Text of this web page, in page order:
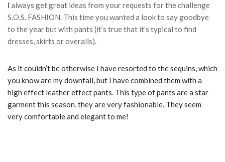
I always get great ideas from your requests for the challenge
S.O.S. FASHION. This time you wanted a look to say goodbye
to the year but with pants (it’s true that it’s typical to find
dresses, skirts or overalls).
As it couldn’t be otherwise I have resorted to the sequins, which
you know are my downfall, but I have combined them with a
high effect leather effect pants. This type of pants are a star
garment this season, they are very fashionable. They seem
very comfortable and elegant to me!